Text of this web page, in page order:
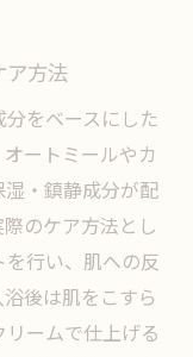
ア方法
をベースにした
ートミールやカ
・鎮静成分が配
のケア方法とし
行い、肌への反
後は肌をこすら
ームで仕上げる